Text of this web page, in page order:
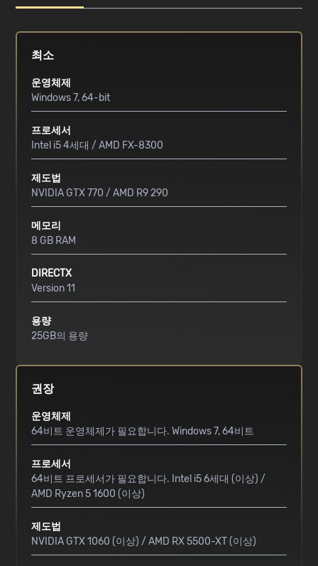
최소
운영체제
Windows 7, 64-bit
프로세서
Intel i5 4세대 / AMD FX-8300
제도법
NVIDIA GTX 770 / AMD R9 290
메모리
8 GB RAM
DIRECTX
Version 11
용량
25GB의 용량
권장
운영체제
64비트 운영체제가 필요합니다. Windows 7, 64비트
프로세서
64비트 프로세서가 필요합니다. Intel i5 6세대 (이상) /
AMD Ryzen 5 1600 (이상)
제도법
NVIDIA GTX 1060 (이상) / AMD RX 5500-XT (이상)